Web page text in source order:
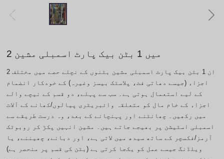
2 میں 1 بٹن بیک پارٹ اسمبلی مشین
2 ان 1 بٹن بیک پارٹ اسمبلی مشین بٹنوں کے نچلے حصے میں مختلف
اجزاء (جیسے دھاتی فٹ، پلاسٹک بیسز وغیرہ) کے خودکار انضمام
کے لیے استعمال ہوتی ہے۔ سب سے پہلے، دو قسم کے نیچے والے
اجزاء کے خام مال کو متعلقہ وائبریٹری پیالوں/کھانے کے آلات
میں رکھیں۔ چھانٹنے اور پہنچانے کے بعد، وہ درست طریقے سے
اسمبلی اسٹیشن پر بھیجے جاتے ہیں۔ مشین انہیں پکڑ کر روبوٹک
آرمز/فکسچر کے ساتھ سیدھ میں لاتی ہے، اور دبانے، چھیننے، یا
ویلڈنگ جیسے عمل کو یکجا کرتی ہے (بٹن کی قسم پر منحصر ہے)